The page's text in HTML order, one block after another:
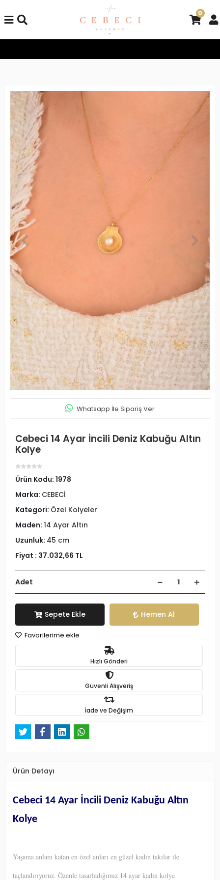
0
Whatsapp İle Sipariş Ver
Cebeci 14 Ayar İncili Deniz Kabuğu Altın
Kolye
Ürün Kodu: 1978
Marka: CEBECİ
Kategori: Özel Kolyeler
Maden: 14 Ayar Altın
Uzunluk: 45 cm
Fiyat : 37.032,66 TL
Adet
Sepete Ekle Hemen Al
Favorilerime ekle
Hızlı Gönderi
Güvenli Alışveriş
İade ve Değişim
Ürün Detayı
Cebeci 14 Ayar İncili Deniz Kabuğu Altın
Kolye
Yaşama anlam katan en özel anları en güzel kadın takılar ile
taçlandırıyoruz. Özenle tasarladığımız 14 ayar kadın kolye